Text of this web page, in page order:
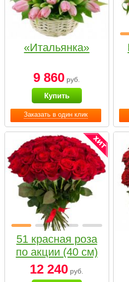
Заказать в один клик
«Итальянка»
9 860 руб.
Купить
51 красная роза
по акции (40 см)
12 240 руб.